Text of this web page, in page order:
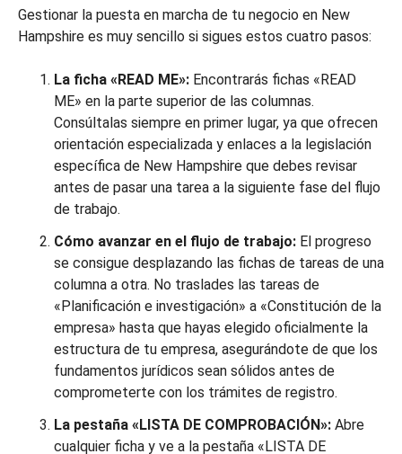
Gestionar la puesta en marcha de tu negocio en New
Hampshire es muy sencillo si sigues estos cuatro pasos:
La ficha «READ ME»: Encontrarás fichas «READ
ME» en la parte superior de las columnas.
Consúltalas siempre en primer lugar, ya que ofrecen
orientación especializada y enlaces a la legislación
específica de New Hampshire que debes revisar
antes de pasar una tarea a la siguiente fase del flujo
de trabajo.
Cómo avanzar en el flujo de trabajo: El progreso
se consigue desplazando las fichas de tareas de una
columna a otra. No traslades las tareas de
«Planificación e investigación» a «Constitución de la
empresa» hasta que hayas elegido oficialmente la
estructura de tu empresa, asegurándote de que los
fundamentos jurídicos sean sólidos antes de
comprometerte con los trámites de registro.
La pestaña «LISTA DE COMPROBACIÓN»: Abre
cualquier ficha y ve a la pestaña «LISTA DE